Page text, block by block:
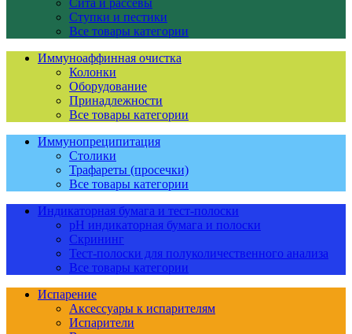
Сита и рассевы
Ступки и пестики
Все товары категории
Иммуноаффинная очистка
Колонки
Оборудование
Принадлежности
Все товары категории
Иммунопреципитация
Столики
Трафареты (просечки)
Все товары категории
Индикаторная бумага и тест-полоски
pH индикаторная бумага и полоски
Скрининг
Тест-полоски для полуколичественного анализа
Все товары категории
Испарение
Аксессуары к испарителям
Испарители